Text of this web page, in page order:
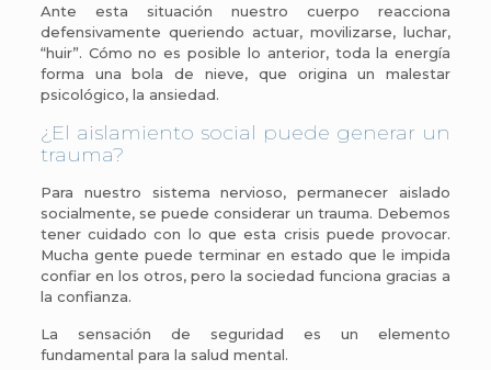
Ante esta situación nuestro cuerpo reacciona
defensivamente queriendo actuar, movilizarse, luchar,
“huir”. Cómo no es posible lo anterior, toda la energía
forma una bola de nieve, que origina un malestar
psicológico, la ansiedad.
¿El aislamiento social puede generar un
trauma?
Para nuestro sistema nervioso, permanecer aislado
socialmente, se puede considerar un trauma. Debemos
tener cuidado con lo que esta crisis puede provocar.
Mucha gente puede terminar en estado que le impida
confiar en los otros, pero la sociedad funciona gracias a
la confianza.
La sensación de seguridad es un elemento
fundamental para la salud mental.